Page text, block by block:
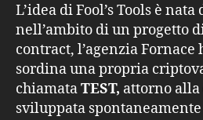
L’idea di Fool’s Tools è nata
nell’ambito di un progetto
contract, l’agenzia
sordina una propria
chiamataTEST, attorno alla
sviluppata